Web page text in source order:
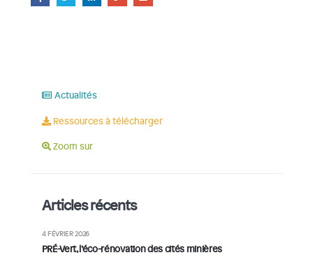
Actualités
Ressources à télécharger
Zoom sur
Articles récents
PRÉ-Vert, l’éco-rénovation des cités minières
4 FÉVRIER 2026